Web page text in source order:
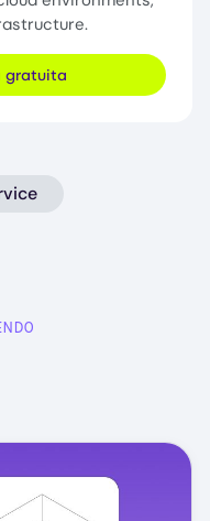
gratuita